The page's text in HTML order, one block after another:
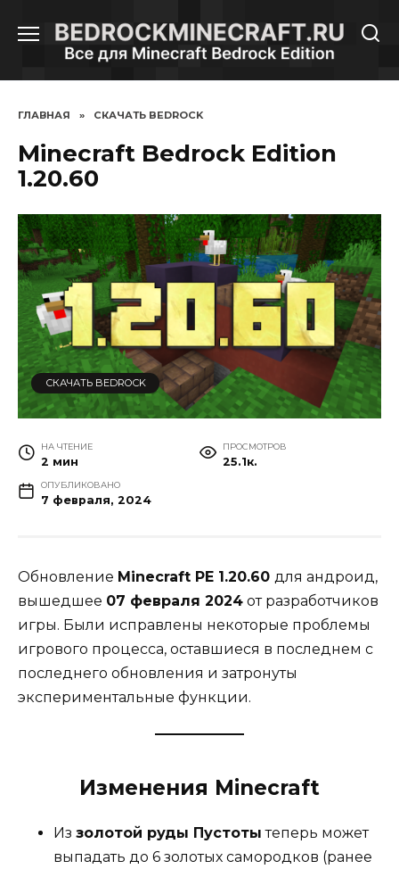
содержанию
ГЛАВНАЯ » СКАЧАТЬ BEDROCK
Minecraft Bedrock Edition
1.20.60
СКАЧАТЬ BEDROCK
НА ЧТЕНИЕ
2 мин
ПРОСМОТРОВ
25.1к.
ОПУБЛИКОВАНО
7 февраля, 2024
Обновление Minecraft PE 1.20.60 для андроид,
вышедшее 07 февраля 2024 от разработчиков
игры. Были исправлены некоторые проблемы
игрового процесса, оставшиеся в последнем с
последнего обновления и затронуты
экспериментальные функции.
Изменения Minecraft
Из золотой руды Пустоты теперь может
выпадать до 6 золотых самородков (ранее